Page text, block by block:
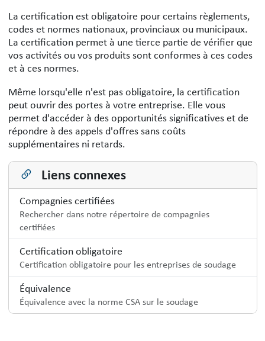
La certification est obligatoire pour certains règlements,
codes et normes nationaux, provinciaux ou municipaux.
La certification permet à une tierce partie de vérifier que
vos activités ou vos produits sont conformes à ces codes
et à ces normes.
Même lorsqu'elle n'est pas obligatoire, la certification
peut ouvrir des portes à votre entreprise. Elle vous
permet d'accéder à des opportunités significatives et de
répondre à des appels d'offres sans coûts
supplémentaires ni retards.
Liens connexes
Compagnies certifiées
Rechercher dans notre répertoire de compagnies
certifiées
Certification obligatoire
Certification obligatoire pour les entreprises de soudage
Équivalence
Équivalence avec la norme CSA sur le soudage